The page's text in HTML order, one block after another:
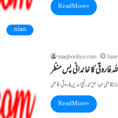
islam
Read More »
maqbooliya.com
فاروقی کا خاندانی پس منظر
Read More »